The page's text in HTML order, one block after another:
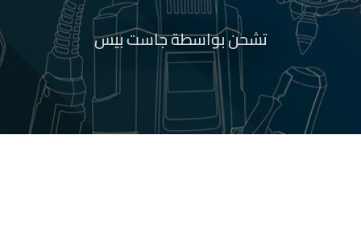
تشحن بواسطة جاست بيس